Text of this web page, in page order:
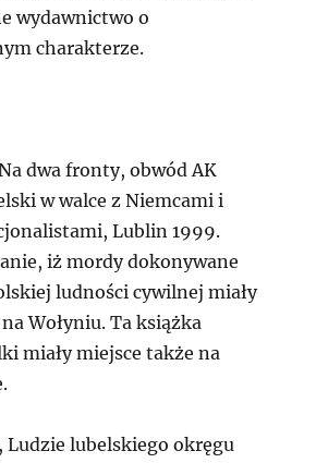
wydawnictwo o
charakterze.
dwa fronty, obwód AK
w walce z Niemcami i
Lublin 1999.
iż mordy dokonywane
ludności cywilnej miały
Wołyniu. Ta książka
miały miejsce także na
Ludzie lubelskiego okręgu